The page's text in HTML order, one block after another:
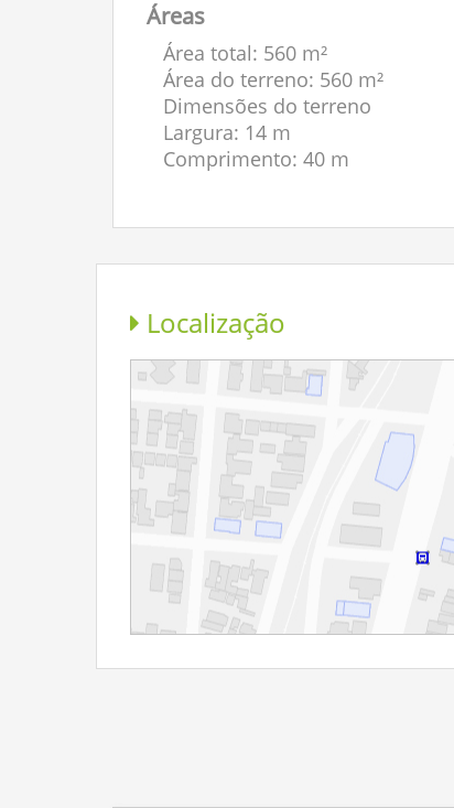
Áreas
Área total: 560 m²
Área do terreno: 560 m²
Dimensões do terreno
Largura: 14 m
Comprimento: 40 m
Localização